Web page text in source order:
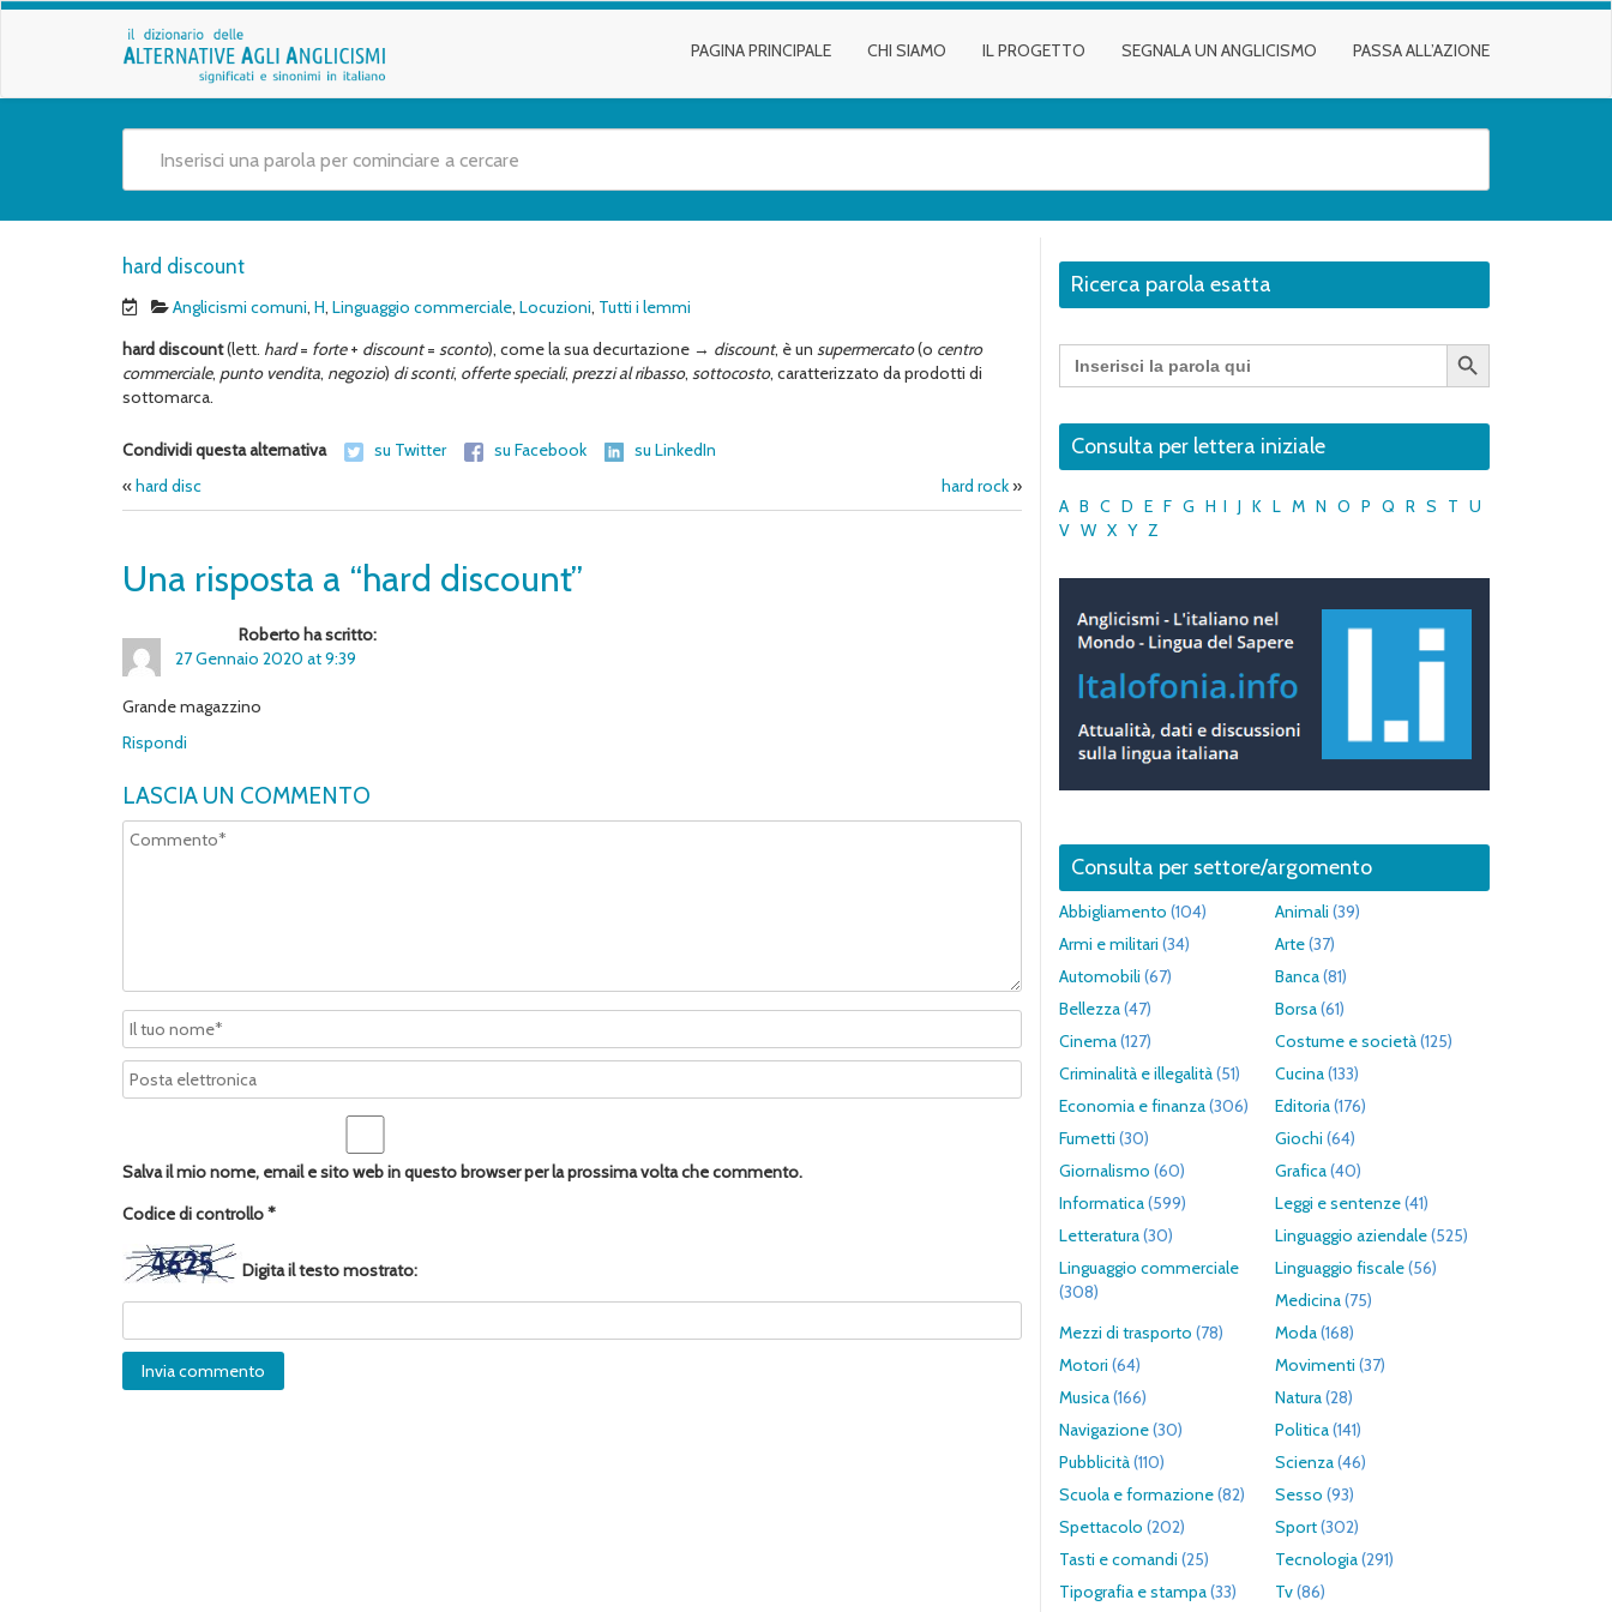
PAGINA PRINCIPALE CHI SIAMO IL PROGETTO SEGNALA UN ANGLICISMO PASSA ALL’AZIONE
hard discount
Anglicismi comuni, H, Linguaggio commerciale, Locuzioni, Tutti i lemmi
hard discount(lett. hard= forte+ discount= sconto), come la sua decurtazione → discount, è un supermercato(o centro
commerciale, punto vendita, negozio) di sconti, offerte speciali, prezzi al ribasso, sottocosto, caratterizzato da prodotti di
sottomarca.
Condividi questa alternativa su Twitter su Facebook
su LinkedIn
«hard disc hard rock»
Una risposta a “hard discount”
Roberto ha scritto:
27 Gennaio 2020 at 9:39
Grande magazzino
Rispondi
LASCIA UN COMMENTO
Salva il mio nome, email e sito web in questo browser per la prossima volta che commento.
Codice di controllo*
Digita il testo mostrato:
Ricerca parola esatta
Search
for:
Search Button
Consulta per lettera iniziale
A B C D E F G H I J K L M N O P Q R S T U
V W X Y Z
Consulta per settore/argomento
Abbigliamento (104) Animali (39)
Armi e militari (34) Arte(37)
Automobili (67) Banca(81)
Bellezza(47) Borsa(61)
Cinema(127) Costume e società(125)
Criminalità e illegalità(51) Cucina(133)
Economia e finanza(306) Editoria(176)
Fumetti (30) Giochi (64)
Giornalismo (60) Grafica(40)
Informatica(599) Leggi e sentenze(41)
Letteratura(30) Linguaggio aziendale(525)
Linguaggio commerciale
(308)
Linguaggio fiscale(56)
Medicina(75)
Mezzi di trasporto (78) Moda(168)
Motori (64) Movimenti (37)
Musica(166) Natura(28)
Navigazione(30) Politica(141)
Pubblicità(110) Scienza(46)
Scuola e formazione(82) Sesso (93)
Spettacolo (202) Sport(302)
Tasti e comandi (25) Tecnologia(291)
Tipografia e stampa(33) Tv(86)